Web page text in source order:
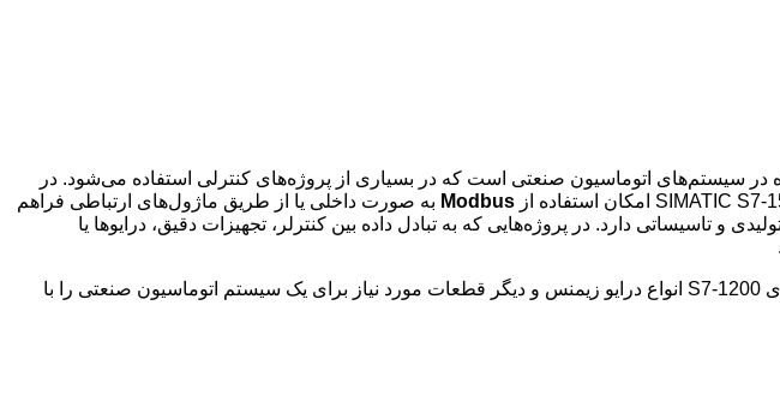
در سیستم‌های اتوماسیون صنعتی است که در بسیاری از پروژه‌های کنترلی استفاده می‌شود. در
Modbus به‌ صورت داخلی یا از طریق ماژول‌های ارتباطی فراهم
و تاسیساتی دارد. در پروژه‌هایی که به تبادل داده بین کنترلر، تجهیزات دقیق، درایوها یا
تمامی محصولات این شرکت از قبیل پی ال سی سری S7-1200 انواع درایو زیمنس و دیگر قطعات مورد نیاز برای یک سیستم اتوماسیون صنعتی را با